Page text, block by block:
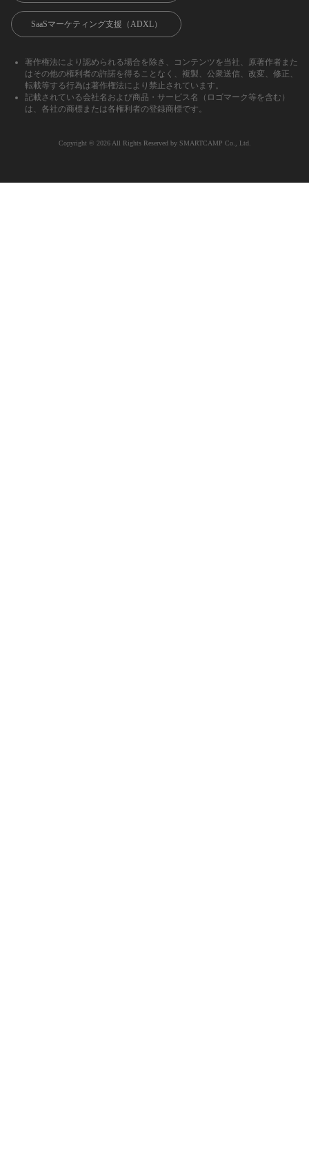
SaaSマーケティング支援（ADXL）
著作権法により認められる場合を除き、コンテンツを当社、原著作者また
はその他の権利者の許諾を得ることなく、複製、公衆送信、改変、修正、
転載等する行為は著作権法により禁止されています。
記載されている会社名および商品・サービス名（ロゴマーク等を含む）
は、各社の商標または各権利者の登録商標です。
Copyright ©︎ 2026 All Rights Reserved by SMARTCAMP Co., Ltd.